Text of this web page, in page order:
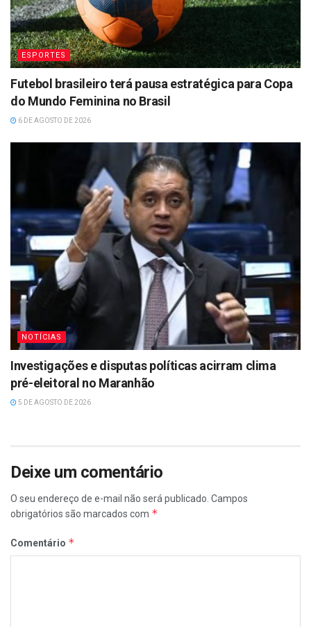
ESPORTES
Futebol brasileiro terá pausa estratégica para Copa
do Mundo Feminina no Brasil
6 DE AGOSTO DE 2026
NOTÍCIAS
Investigações e disputas políticas acirram clima
pré-eleitoral no Maranhão
5 DE AGOSTO DE 2026
Deixe um comentário
O seu endereço de e-mail não será publicado. Campos
obrigatórios são marcados com *
Comentário *